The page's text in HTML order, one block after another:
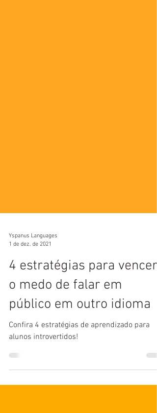
Yspanus Languages
1 de dez. de 2021
4 estratégias para vencer
o medo de falar em
público em outro idioma
Confira 4 estratégias de aprendizado para
alunos introvertidos!